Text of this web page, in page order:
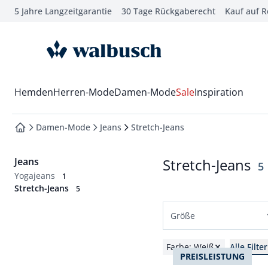
springen
springen
springen
5 Jahre Langzeitgarantie 30 Tage Rückgaberecht Kauf auf
zur Startseite
Wechsel in das Menü mit Pfeil-Runter Taste
HemdenHerren-ModeDamen-ModeSaleInspiration
zur Startseite
Damen-Mode Jeans Stretch-Jeans
Jeans
Yogajeans 1
Stretch-Jeans 5
Stretch-Jeans 5
Größe
38 40
Farbe: Weiß Alle
PREISLEISTUNG